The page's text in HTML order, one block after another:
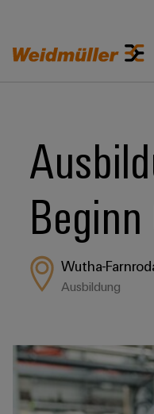
Wutha-
Ausbildung